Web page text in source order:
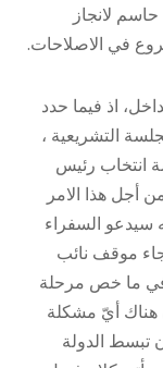
لانجاز
في الاصلاحات.
اذ فيما حدد
التشريعية ،
انتخاب رئيس
أجل هذا الامر
سيدعو السفراء
موقف نائب
في ما خص مرحلة
هناك أيّ مشكلة
تبسط الدولة